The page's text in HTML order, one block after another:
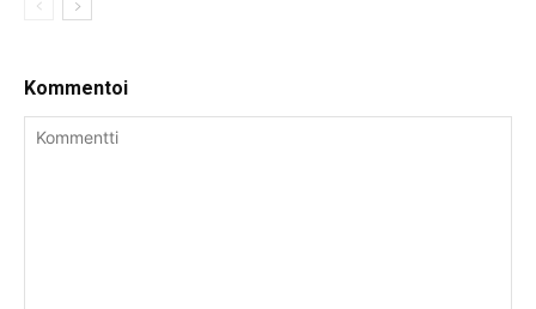
Kommentoi